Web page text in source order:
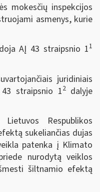
mokesčių inspekcijos
asmenys, kurie
AĮ 43 straipsnio 11
juridiniais
straipsnio 12 dalyje
Respublikos
sukeliančias dujas
patenka į Klimato
nurodytą veiklos
šiltnamio efektą